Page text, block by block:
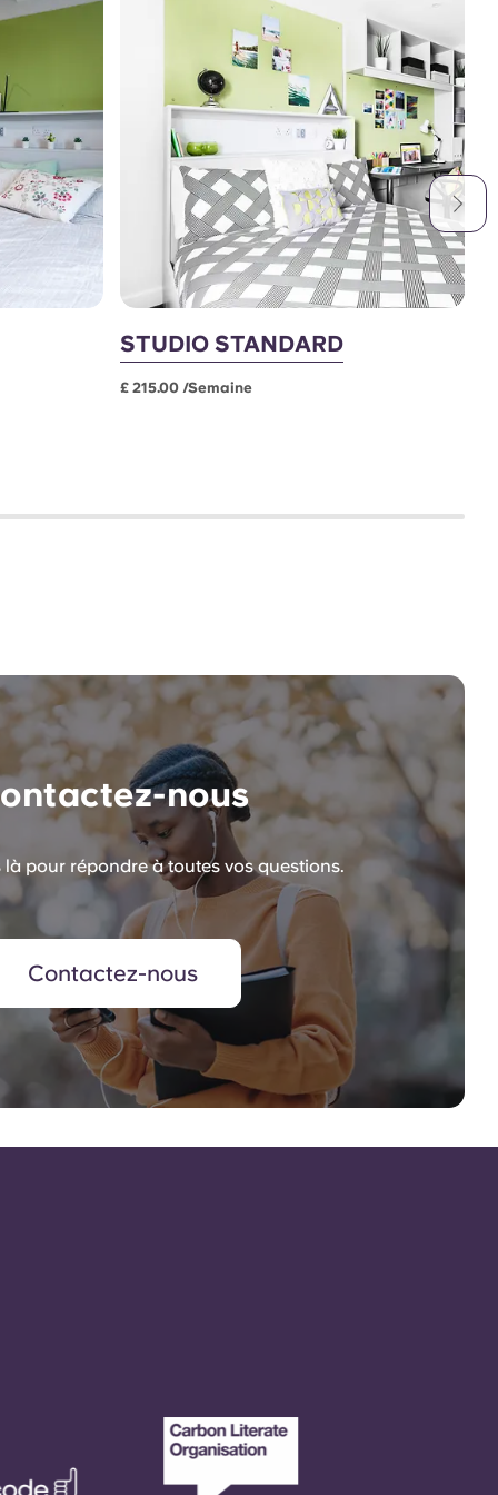
STUDIO STANDARD
£ 215.00 /semaine
nous
là pour répondre à toutes vos questions.
Contactez-nous